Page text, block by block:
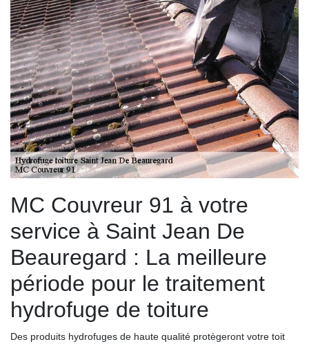
MC Couvreur 91 à votre
service à Saint Jean De
Beauregard : La meilleure
période pour le traitement
hydrofuge de toiture
Des produits hydrofuges de haute qualité protègeront votre toit